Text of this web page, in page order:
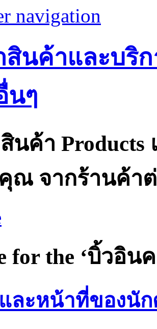
navigation
สินค้าและบริ
นๆ
นค้า Products
ณ จากร้านค้าต่
for the ‘บิ้วอิน
ละหน้าที่ของนั